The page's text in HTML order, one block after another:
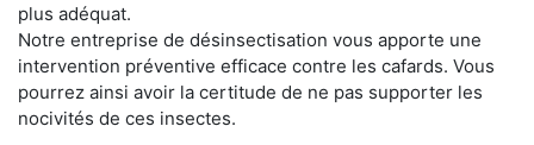
plus adéquat.
Notre entreprise de désinsectisation vous apporte une
intervention préventive efficace contre les cafards. Vous
pourrez ainsi avoir la certitude de ne pas supporter les
nocivités de ces insectes.